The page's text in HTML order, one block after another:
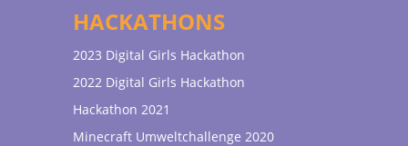
HACKATHONS
2023 Digital Girls Hackathon
2022 Digital Girls Hackathon
Hackathon 2021
Minecraft Umweltchallenge 2020